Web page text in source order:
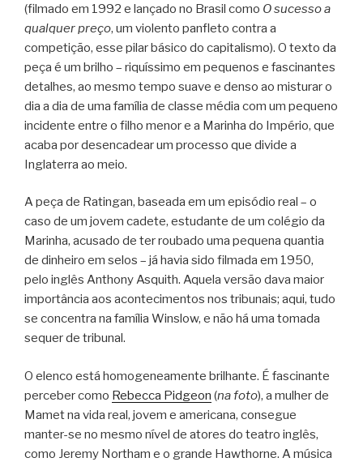
(filmado em 1992 e lançado no Brasil como O sucesso a
qualquer preço, um violento panfleto contra a
competição, esse pilar básico do capitalismo). O texto da
peça é um brilho – riquíssimo em pequenos e fascinantes
detalhes, ao mesmo tempo suave e denso ao misturar o
dia a dia de uma família de classe média com um pequeno
incidente entre o filho menor e a Marinha do Império, que
acaba por desencadear um processo que divide a
Inglaterra ao meio.
A peça de Ratingan, baseada em um episódio real – o
caso de um jovem cadete, estudante de um colégio da
Marinha, acusado de ter roubado uma pequena quantia
de dinheiro em selos – já havia sido filmada em 1950,
pelo inglês Anthony Asquith. Aquela versão dava maior
importância aos acontecimentos nos tribunais; aqui, tudo
se concentra na família Winslow, e não há uma tomada
sequer de tribunal.
O elenco está homogeneamente brilhante. É fascinante
perceber como Rebecca Pidgeon (na foto), a mulher de
Mamet na vida real, jovem e americana, consegue
manter-se no mesmo nível de atores do teatro inglês,
como Jeremy Northam e o grande Hawthorne. A música